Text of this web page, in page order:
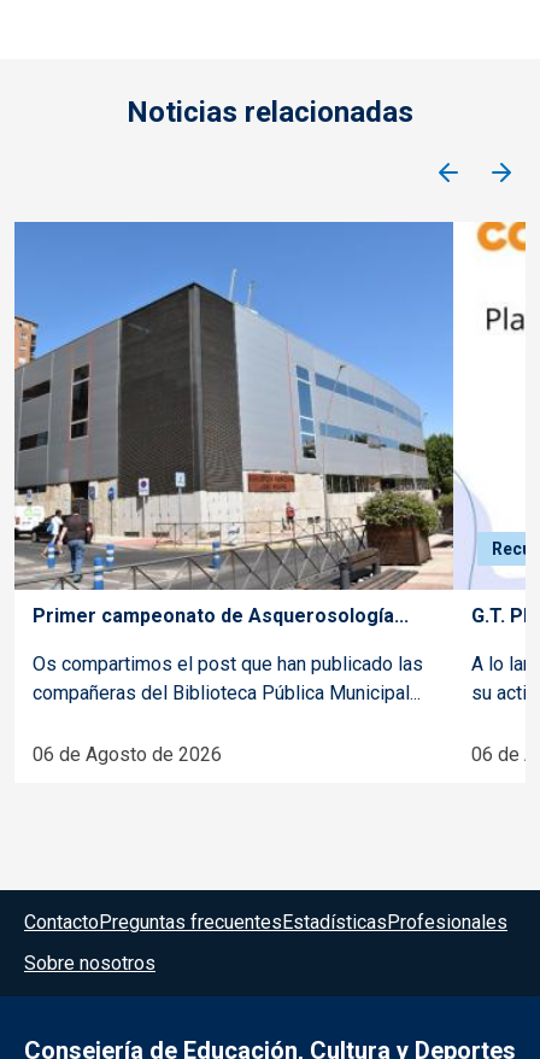
Noticias relacionadas
Primer campeonato de Asquerosología...
Os compartimos el post que han publicado las
compañeras del Biblioteca Pública Municipal...
06 de Agosto de 2026
G.T.
A lo
su
06 de
Menú del pie
ContactoPreguntas frecuentesEstadísticasProfesionales
Sobre nosotros
Consejería de Educación, Cultura y Deportes